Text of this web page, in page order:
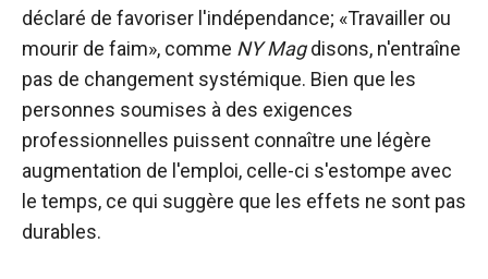
déclaré de favoriser l'indépendance; «Travailler ou
mourir de faim», comme NY Magdisons, n'entraîne
pas de changement systémique. Bien que les
personnes soumises à des exigences
professionnelles puissent connaître une légère
augmentation de l'emploi, celle-ci s'estompe avec
le temps, ce qui suggère que les effets ne sont pas
durables.